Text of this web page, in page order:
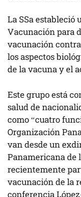
La SSa estableció
Vacunación para
vacunación
los aspectos
de la vacuna y el
Este grupo está
salud de
como “cuatro
Organización
van desde un
Panamericana de
recientemente
vacunación de la
conferencia